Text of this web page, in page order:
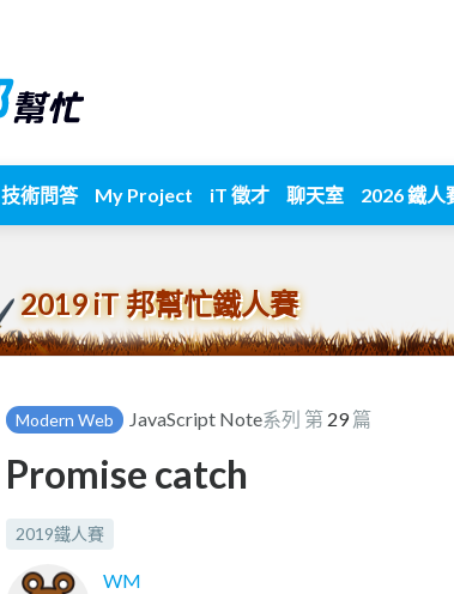
技術問答 My Project iT 徵才 聊天室 2026 鐵人
2019 iT 邦幫忙鐵人賽
Modern Web JavaScript Note系列 第 29篇
Promise catch
2019鐵人賽
WM